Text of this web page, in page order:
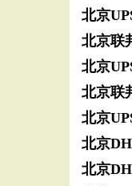
北京
北京联
北京
北京联
北京
北京
北京